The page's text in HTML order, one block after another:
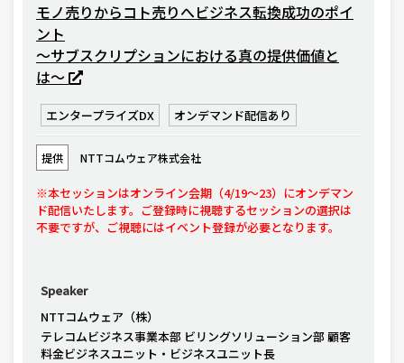
モノ売りからコト売りへビジネス転換成功のポイ
ント
〜サブスクリプションにおける真の提供価値と
は〜
エンタープライズDX オンデマンド配信あり
提供 NTTコムウェア株式会社
※本セッションはオンライン会期（4/19〜23）にオンデマン
ド配信いたします。ご登録時に視聴するセッションの選択は
不要ですが、ご視聴にはイベント登録が必要となります。
Speaker
NTTコムウェア（株）
テレコムビジネス事業本部 ビリングソリューション部 顧客
料金ビジネスユニット・ビジネスユニット長